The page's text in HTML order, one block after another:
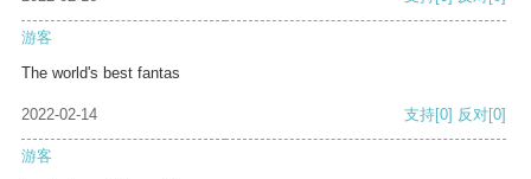
游客
The world's best fantas
2022-02-14 支持[0] 反对[0]
游客